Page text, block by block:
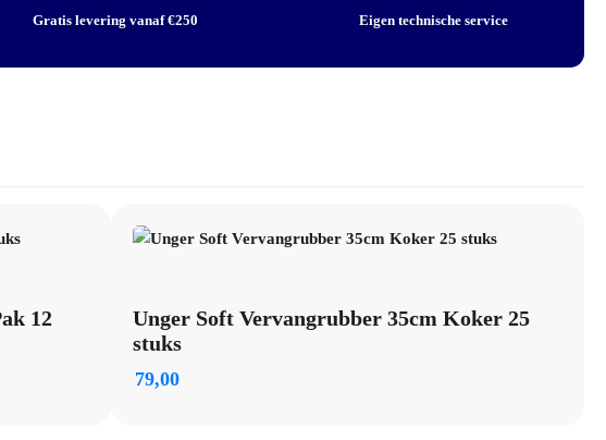
Gratis levering vanaf €250 Eigen technische service
12
Unger Soft Vervangrubber 35cm Koker 25
stuks
79,00